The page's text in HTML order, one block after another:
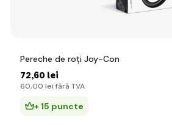
Pereche de roți Joy-Con
72,60 lei
60,00 lei fără TVA
+ 15 puncte